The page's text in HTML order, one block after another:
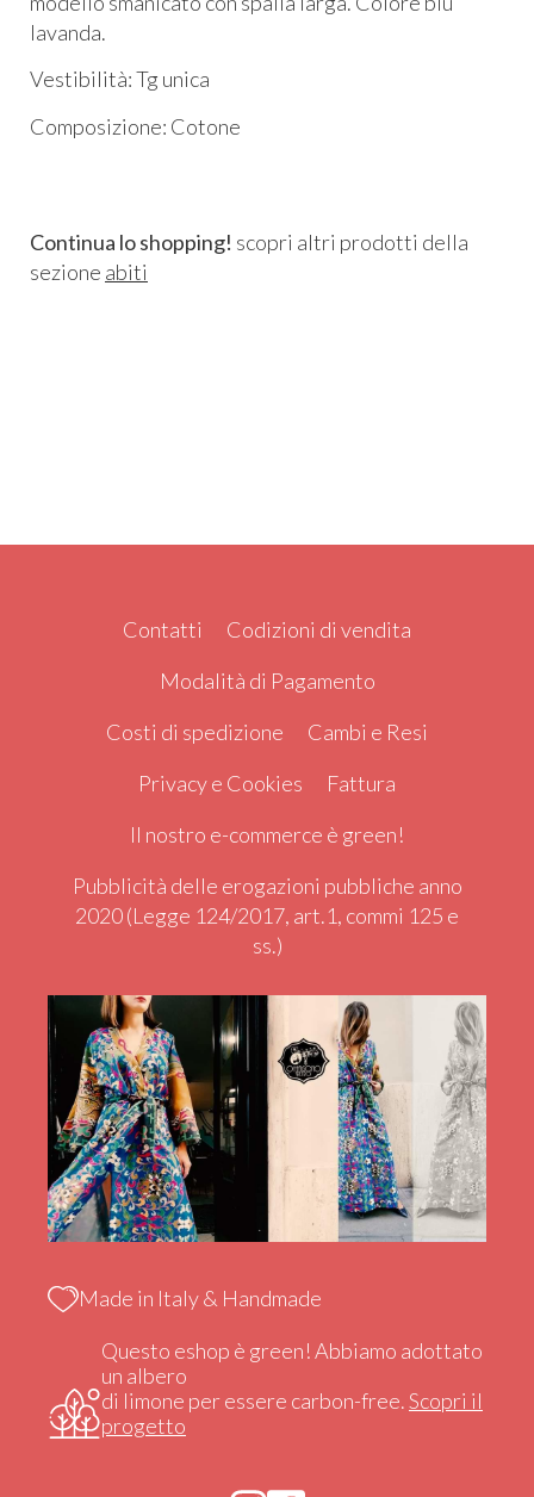
lavanda.
Vestibilità: Tg unica
Composizione: Cotone
Continua lo shopping! scopri altri prodotti della
sezione abiti
Contatti
Codizioni di vendita
Modalità di Pagamento
Costi di spedizione
Cambi e Resi
Privacy e Cookies
Fattura
Il nostro e-commerce è green!
Pubblicità delle erogazioni pubbliche anno
2020 (Legge 124/2017, art.1, commi 125 e
ss.)
Made in Italy & Handmade
Questo eshop è green! Abbiamo adottato
un albero
di limone per essere carbon-free.Scopri il
progetto